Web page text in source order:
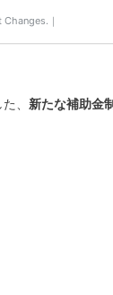
、 新たな補助金